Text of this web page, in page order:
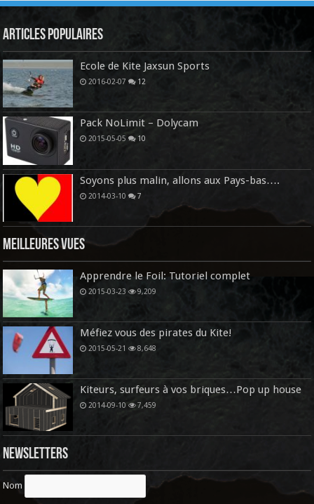
Articles Populaires
Ecole de Kite Jaxsun Sports
2016-02-07 12
Pack NoLimit – Dolycam
2015-05-05 10
Soyons plus malin, allons aux Pays-bas….
2014-03-10 7
Meilleures vues
Apprendre le Foil: Tutoriel complet
2015-03-23 9,209
Méfiez vous des pirates du Kite!
2015-05-21 8,648
Kiteurs, surfeurs à vos briques…Pop up house
2014-09-10 7,459
Newsletters
Nom